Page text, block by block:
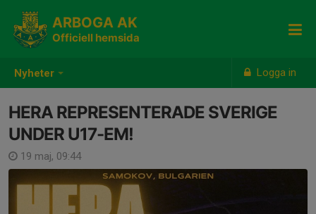
Nyheter Logga in
ARBOGA AK
Officiell hemsida
HERA REPRESENTERADE SVERIGE
UNDER U17-EM!
19 maj, 09:44